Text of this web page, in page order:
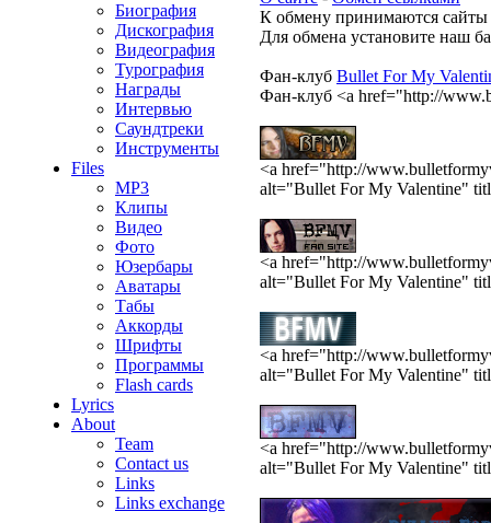
Биография
Дискография
Видеография
Турография
Награды
Интервью
Саундтреки
Инструменты
Files
MP3
Клипы
Видео
Фото
Юзербары
Аватары
Табы
Аккорды
Шрифты
Программы
Flash cards
Lyrics
About
Team
Contact us
Links
Links exchange
К обмену принимаются
Для обмена установите наш
Фан-клуб Bullet For My
Фан-клуб <a href="http://
<a href="http://
alt="Bullet For My Valentine"
<a href="http://
alt="Bullet For My Valentine"
<a href="http://
alt="Bullet For My Valentine"
<a href="http://
alt="Bullet For My Valentine"